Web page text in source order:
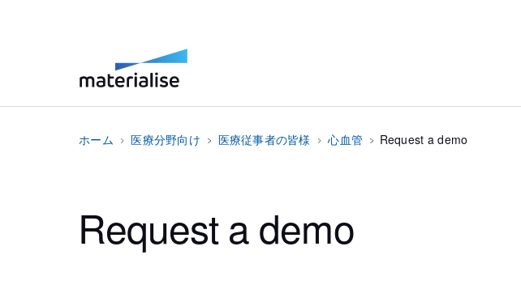
ホーム 医療分野向け 医療従事者の皆様 心血管 Request a demo
Request a demo